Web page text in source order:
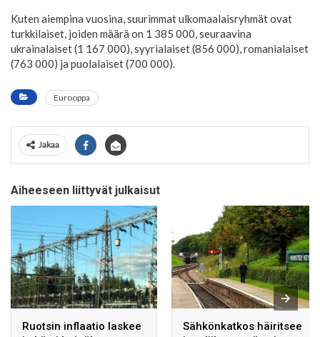
Kuten aiempina vuosina, suurimmat ulkomaalaisryhmät ovat
turkkilaiset, joiden määrä on 1 385 000, seuraavina
ukrainalaiset (1 167 000), syyrialaiset (856 000), romanialaiset
(763 000) ja puolalaiset (700 000).
Eurooppa
Jakaa
Aiheeseen liittyvät julkaisut
Ruotsin inflaatio laskee
Sähkönkatkos häiritsee